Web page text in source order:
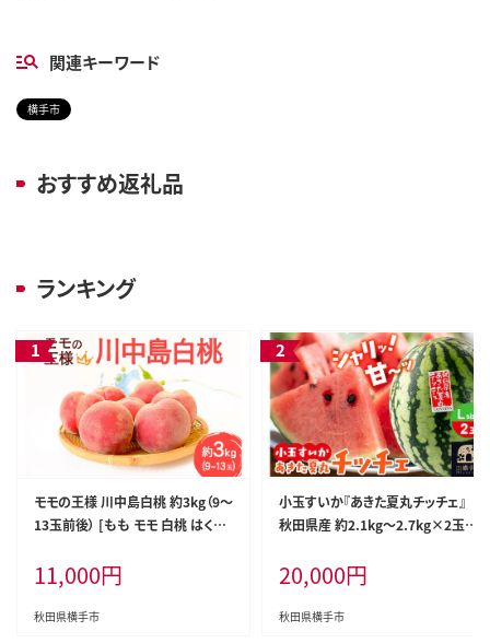
関連キーワード
横手市
おすすめ返礼品
ランキング
モモの王様 川中島白桃 約3kg（9～
13玉前後） [もも モモ 白桃 はくと
寄せ]
11,000円
秋田県横手市
小玉すいか『あきた夏丸チッチェ』
秋田県産 約2.1kg～2.7kg×2玉
玉スイカ 甘い あきた 秋田 オリジナ
ル品種 夏果物 夏フルーツ あきた
夏丸 チッチェ ちっちぇ]
20,000円
秋田県横手市